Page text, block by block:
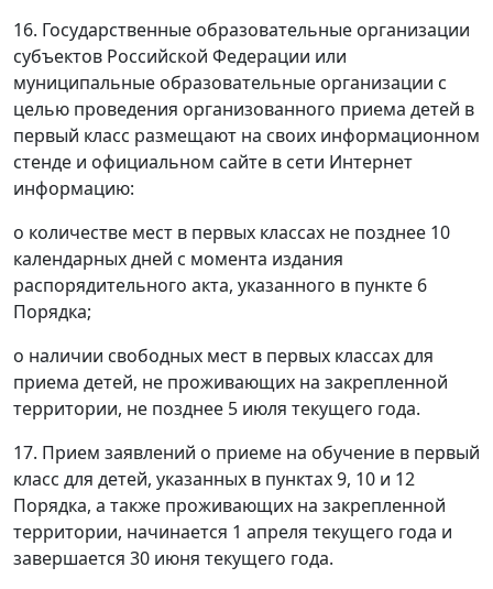
16. Государственные образовательные организации
субъектов Российской Федерации или
муниципальные образовательные организации с
целью проведения организованного приема детей в
первый класс размещают на своих информационном
стенде и официальном сайте в сети Интернет
информацию:
о количестве мест в первых классах не позднее 10
календарных дней с момента издания
распорядительного акта, указанного в пункте 6
Порядка;
о наличии свободных мест в первых классах для
приема детей, не проживающих на закрепленной
территории, не позднее 5 июля текущего года.
17. Прием заявлений о приеме на обучение в первый
класс для детей, указанных в пунктах 9, 10 и 12
Порядка, а также проживающих на закрепленной
территории, начинается 1 апреля текущего года и
завершается 30 июня текущего года.